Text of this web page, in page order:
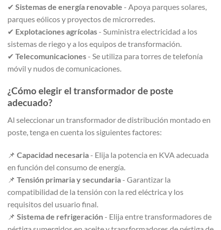
✔ Sistemas de energía renovable - Apoya parques solares,
parques eólicos y proyectos de microrredes.
✔ Explotaciones agrícolas- Suministra electricidad a los
sistemas de riego y a los equipos de transformación.
✔ Telecomunicaciones- Se utiliza para torres de telefonía
móvil y nudos de comunicaciones.
¿Cómo elegir el transformador de poste
adecuado?
Al seleccionar un transformador de distribución montado en
poste, tenga en cuenta los siguientes factores:
📌 Capacidad necesaria- Elija la potencia en KVA adecuada
en función del consumo de energía.
📌 Tensión primaria y secundaria- Garantizar la
compatibilidad de la tensión con la red eléctrica y los
requisitos del usuario final.
📌 Sistema de refrigeración- Elija entre transformadores de